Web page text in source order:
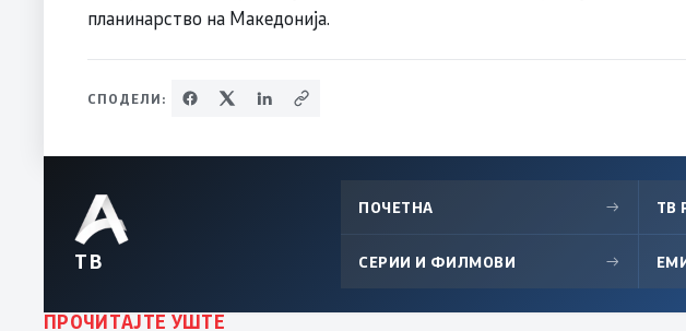
планинарство на Македонија.
СПОДЕЛИ:
ТВ
ПОЧЕТНА → ТВ
СЕРИИ И ФИЛМОВИ →
ПРОЧИТАЈТЕ УШТЕ